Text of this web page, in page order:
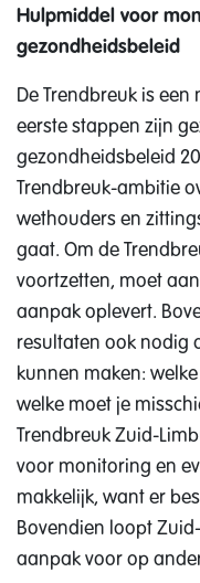
Hulpmiddel voor
gezondheidsbeleid
De Trendbreuk is
eerste stappen zijn
gezondheidsbeleid
Trendbreuk-ambitie
wethouders en
gaat. Om de
voortzetten, moet
aanpak oplevert.
resultaten ook nodig
kunnen maken:
welke moet je
Trendbreuk Zuid-
voor monitoring en
makkelijk, want er
Bovendien loopt
aanpak voor op